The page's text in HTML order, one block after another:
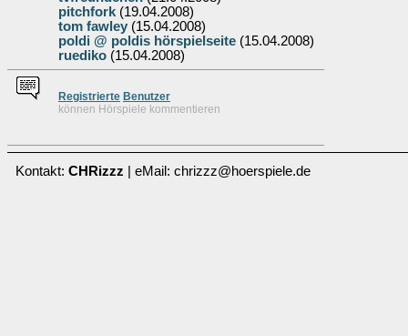
pitchfork (19.04.2008)
tom fawley (15.04.2008)
poldi @ poldis hörspielseite (15.04.2008)
ruediko (15.04.2008)
Registrierte Benutzer
können Hörspiele kommentieren
Kontakt: CHRizzz | eMail: chrizzz@hoerspiele.de